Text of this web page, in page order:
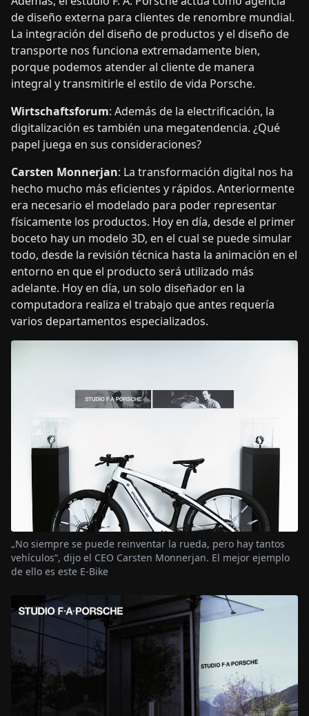
de diseño externa para clientes de renombre mundial.
La integración del diseño de productos y el diseño de
transporte nos funciona extremadamente bien,
porque podemos atender al cliente de manera
integral y transmitirle el estilo de vida Porsche.
Wirtschaftsforum: Además de la electrificación, la
digitalización es también una megatendencia. ¿Qué
papel juega en sus consideraciones?
Carsten Monnerjan: La transformación digital nos ha
hecho mucho más eficientes y rápidos. Anteriormente
era necesario el modelado para poder representar
físicamente los productos. Hoy en día, desde el primer
boceto hay un modelo 3D, en el cual se puede simular
todo, desde la revisión técnica hasta la animación en el
entorno en que el producto será utilizado más
adelante. Hoy en día, un solo diseñador en la
computadora realiza el trabajo que antes requería
varios departamentos especializados.
„No siempre se puede reinventar la rueda, pero hay tantos
vehículos“, dijo el CEO Carsten Monnerjan. El mejor ejemplo
de ello es este E-Bike